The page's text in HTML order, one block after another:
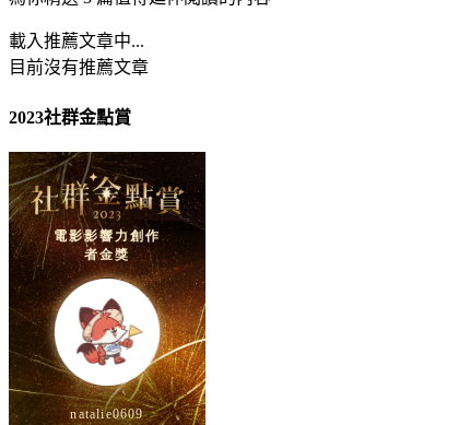
載入推薦文章中...
目前沒有推薦文章
2023社群金點賞